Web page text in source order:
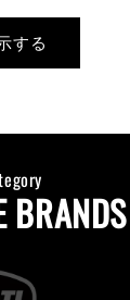
する
BRANDS